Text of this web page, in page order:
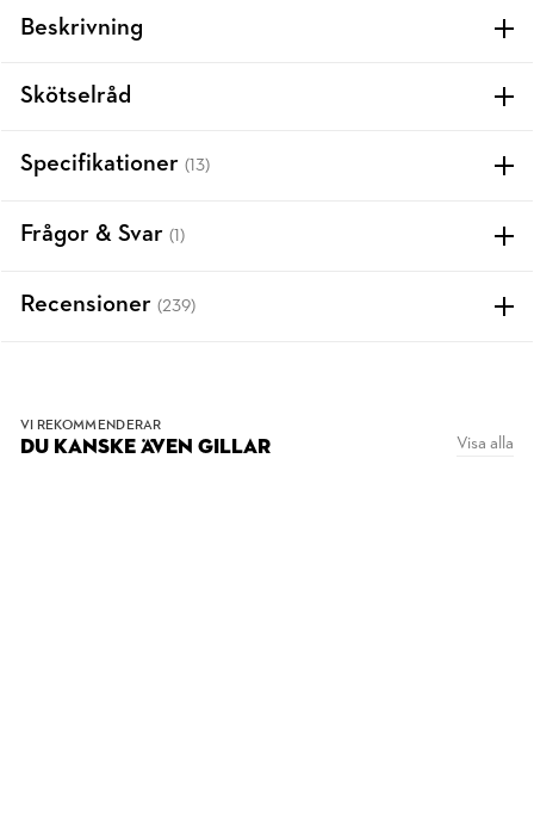
Beskrivning
Skötselråd
Specifikationer (13)
Frågor & Svar (1)
Recensioner (239)
VI REKOMMENDERAR
DU KANSKE ÄVEN GILLAR Visa alla